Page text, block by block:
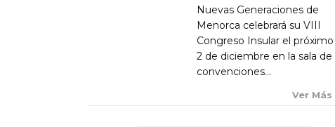
Nuevas Generaciones de
Menorca celebrará su VIII
Congreso Insular el próximo
2 de diciembre en la sala de
convenciones...
Ver Más